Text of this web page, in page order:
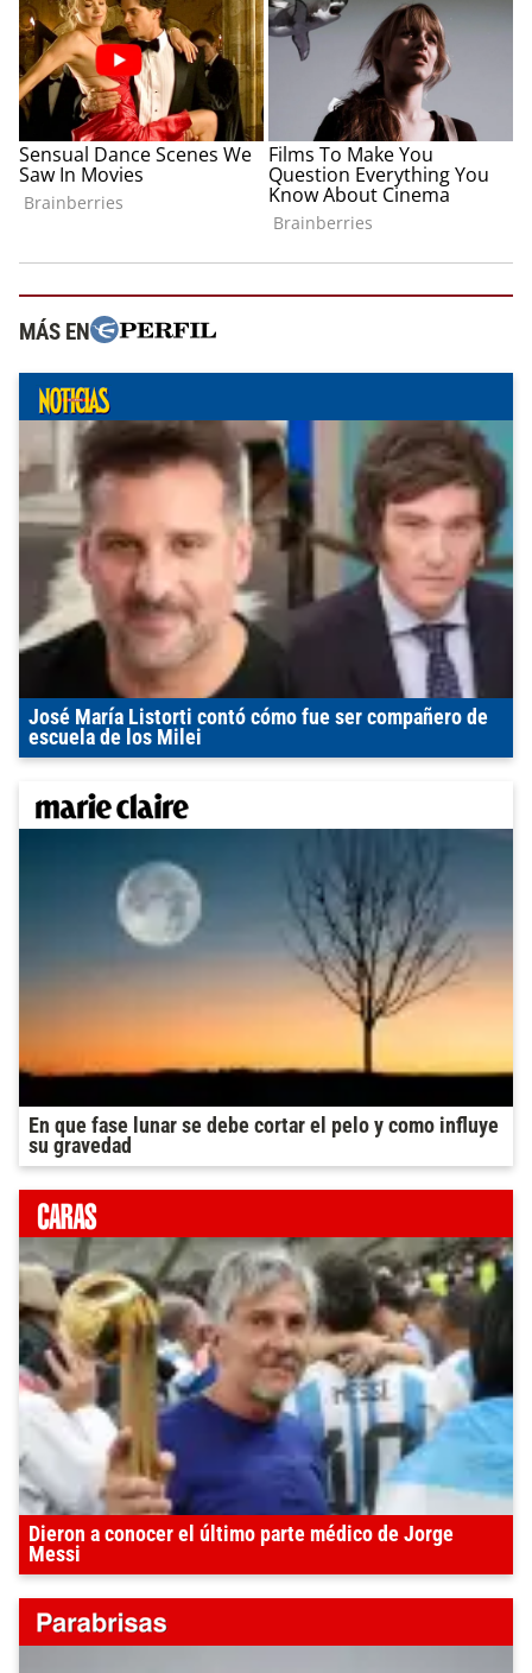
MÁS EN
José María Listorti contó cómo fue ser compañero de
escuela de los Milei
En que fase lunar se debe cortar el pelo y como influye
su gravedad
Dieron a conocer el último parte médico de Jorge
Messi